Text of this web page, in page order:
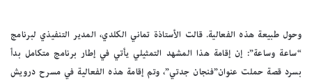
وحول طبيعة هذه الفعالية. قالت الأستاذة تماني الكلدي، المدير التنفيذي لبرنامج
“ساعة وساعة”: إن إقامة هذا المشهد التمثيلي يأتي في إطار برنامج متكامل بدأ
بسرد قصة حملت عنوان”فنجان جدتي”، وتم إقامة هذه الفعالية في مسرح درويش